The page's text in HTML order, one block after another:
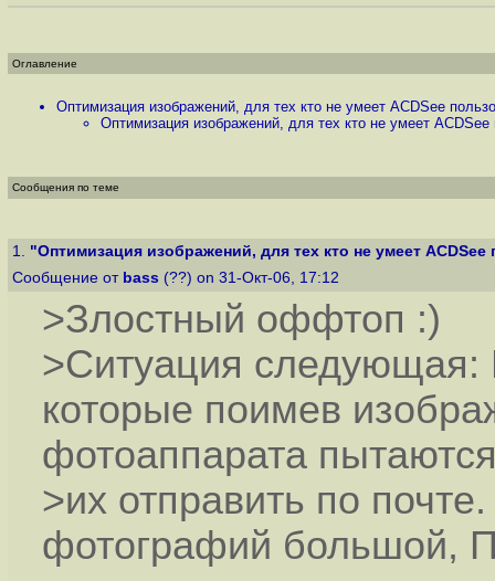
Оглавление
Оптимизация изображений, для тех кто не умеет ACDSee
Оптимизация изображений, для тех кто не умеет ACDSee
Сообщения по теме
1. "Оптимизация изображений, для тех кто не умеет ACDSee
Сообщение от bass (??) on 31-Окт-06, 17:12
>Злостный оффтоп :)
>Ситуация следующая:
которые поимев
фотоаппарата
>их отправить по
фотографий большой,